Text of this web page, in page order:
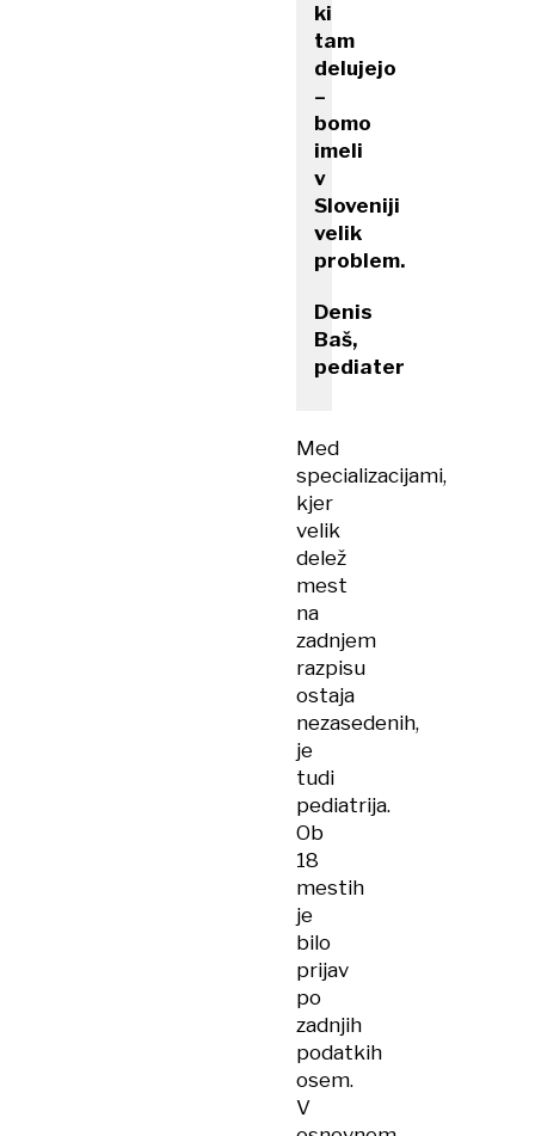
ki
tam
delujejo
–
bomo
imeli
v
Sloveniji
velik
problem.
Denis
Baš,
pediater
Med
specializacijami,
kjer
velik
delež
mest
na
zadnjem
razpisu
ostaja
nezasedenih,
je
tudi
pediatrija.
Ob
18
mestih
je
bilo
prijav
po
zadnjih
podatkih
osem.
V